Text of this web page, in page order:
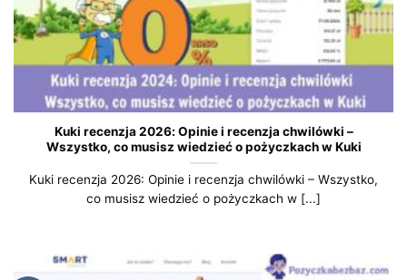
Kuki recenzja 2026: Opinie i recenzja chwilówki –
Wszystko, co musisz wiedzieć o pożyczkach w Kuki
Kuki recenzja 2026: Opinie i recenzja chwilówki – Wszystko,
co musisz wiedzieć o pożyczkach w [...]